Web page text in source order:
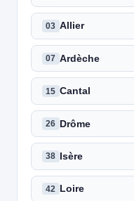
03 Allier
07 Ardèche
15 Cantal
26 Drôme
38 Isère
42 Loire